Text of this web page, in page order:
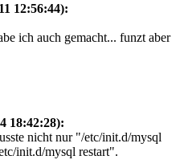
12:56:44):
ich auch gemacht... funzt aber
18:42:28):
nicht nur "/etc/init.d/mysql
init.d/mysql restart".